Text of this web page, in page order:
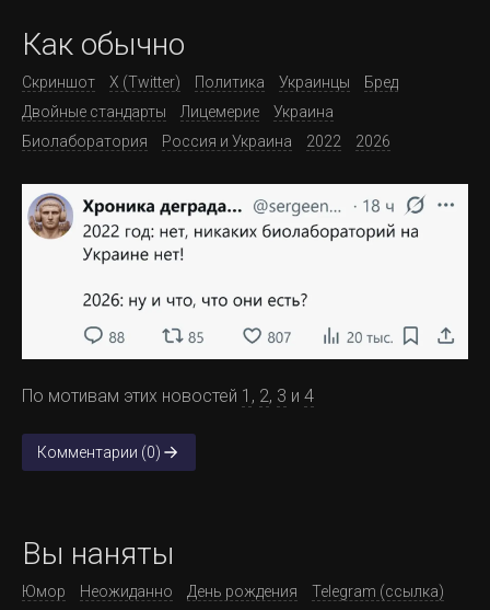
Как обычно
Скриншот X (Twitter) Политика Украинцы
Бред
Двойные стандарты
Лицемерие
Украина
Биолаборатория
Россия и Украина 2022 2026
По мотивам этих новостей 1 , 2, 3 и 4
Комментарии (0)
Вы наняты
Юмор Неожиданно День рождения
Telegram (ссылка)